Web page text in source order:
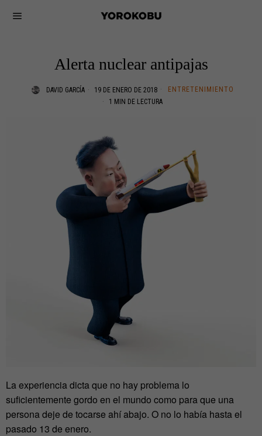
Alerta nuclear antipajas
DAVID GARCÍA 19 DE ENERO DE 2018
ENTRETENIMIENTO
1 MIN DE LECTURA
La experiencia dicta que no hay problema lo
suficientemente gordo en el mundo como para que una
persona deje de tocarse ahí abajo. O no lo había hasta el
pasado 13 de enero.